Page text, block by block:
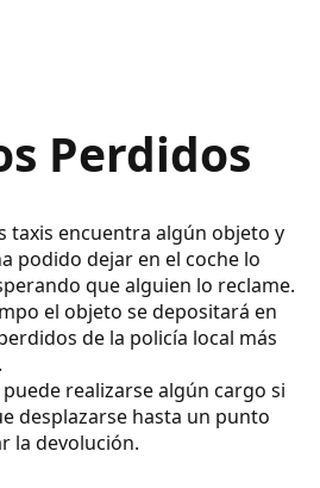
Perdidos
taxis encuentra algún objeto y
podido dejar en el coche lo
que alguien lo reclame.
el objeto se depositará en
de la policía local más
realizarse algún cargo si
desplazarse hasta un punto
la devolución.